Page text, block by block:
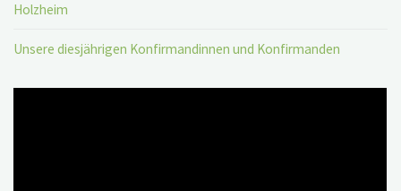
Holzheim
Unsere diesjährigen Konfirmandinnen und Konfirmanden